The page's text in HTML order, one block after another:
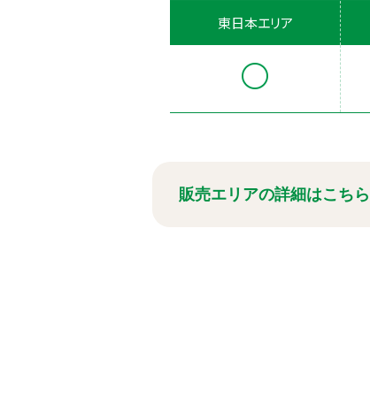
東日本エリア
販売エリアの詳細はこちら